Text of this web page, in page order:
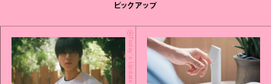
ピックアップ
Today's Update